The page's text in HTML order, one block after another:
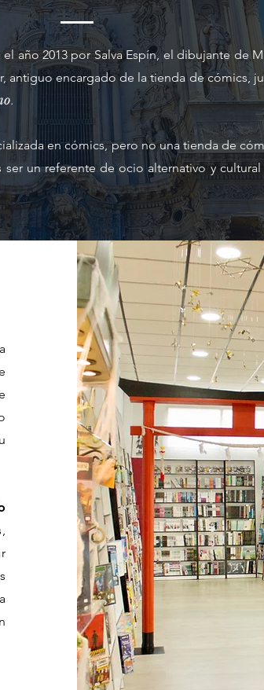
año 2013 por Salva Espín, el dibujante de
antiguo encargado de la tienda de cómics,
.
en cómics, pero no una tienda de
ser un referente de ocio alternativo y cultural